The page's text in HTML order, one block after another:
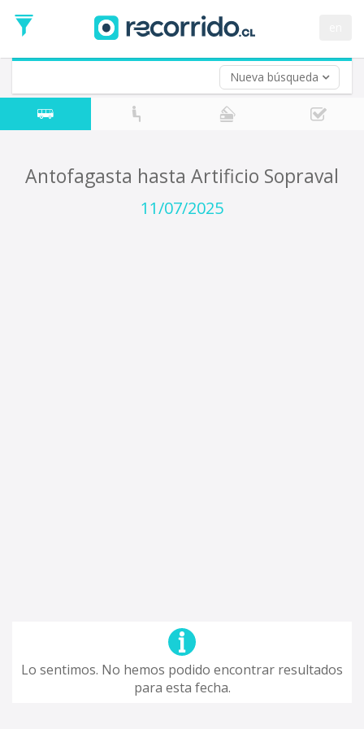
Nueva búsqueda
de
Ida
Vuelta (opcional)
Fecha
de
Antofagasta hasta Artificio Sopraval
11/07/2025
Lo sentimos. No hemos podido encontrar resultados
para esta fecha.